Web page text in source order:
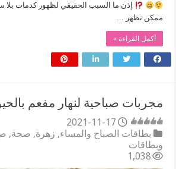
إذن ما السبب الحقيقي لظهور كدمات
ممكن تظهر …
أكمل القراءة »
مجربات صباحية لنهار مفعم
2021-11-17
بطاقات الصباح والمساء, زهرة, صحة,
وبطاقات
1,038